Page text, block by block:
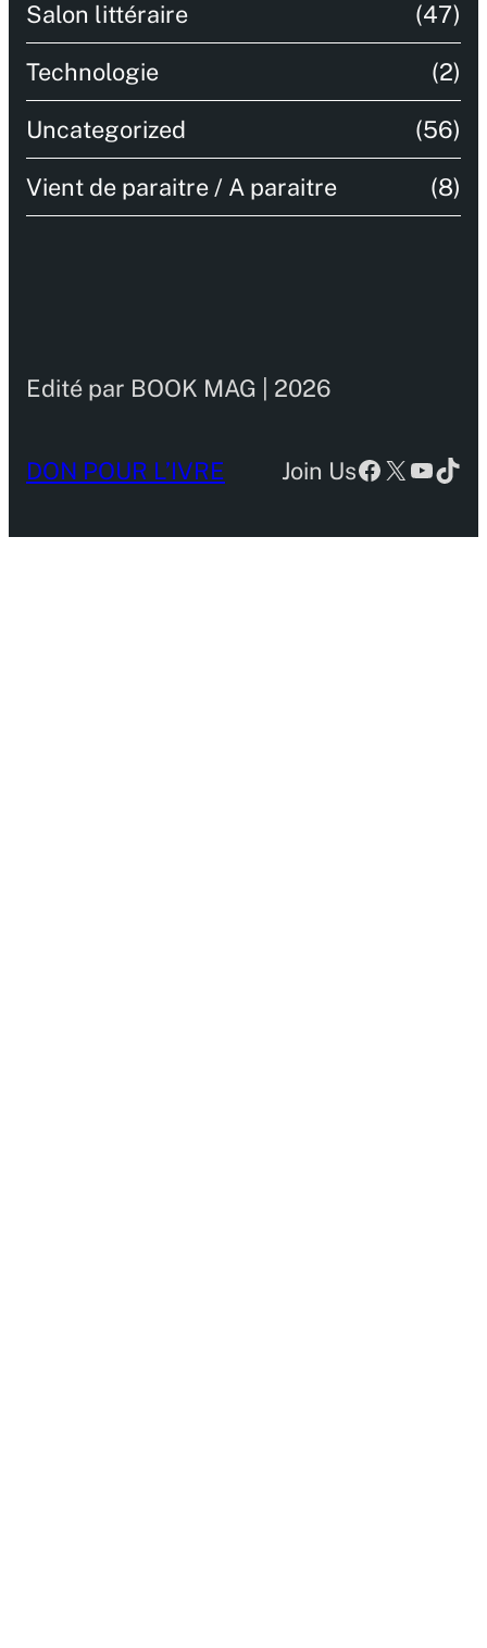
Salon littéraire (47)
Technologie (2)
Uncategorized (56)
Vient de paraitre / A paraitre (8)
Edité par BOOK MAG | 2026
DON POUR L’IVRE Join Us